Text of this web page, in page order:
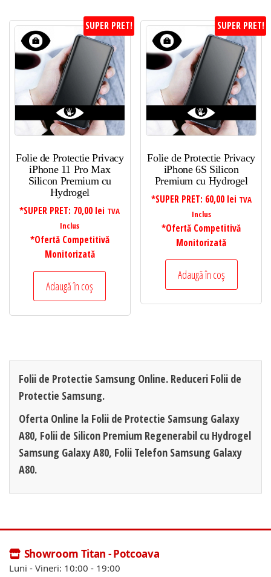
SUPER PRET!
Folie de Protectie Privacy
iPhone 11 Pro Max
Silicon Premium cu
Hydrogel
*SUPER PRET: 70,00 lei TVA
Inclus
*Ofertă Competitivă
Monitorizată
Adaugă în coș
SUPER PRET!
Folie de Protectie Privacy
iPhone 6S Silicon
Premium cu Hydrogel
*SUPER PRET: 60,00 lei TVA
Inclus
*Ofertă Competitivă
Monitorizată
Adaugă în coș
Folii de Protectie Samsung Online. Reduceri Folii de
Protectie Samsung.
Oferta Online la Folii de Protectie Samsung Galaxy
A80, Folii de Silicon Premium Regenerabil cu Hydrogel
Samsung Galaxy A80, Folii Telefon Samsung Galaxy
A80.
Showroom Titan - Potcoava
Luni - Vineri: 10:00 - 19:00